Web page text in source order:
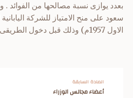
بعدد يوازى نسبة مصالحها من الفوائد .
الاول 1957م) وذلك قبل دخول الطريقى الوزارة .
المادة السابقة
أعضاء مجالس الوزراء